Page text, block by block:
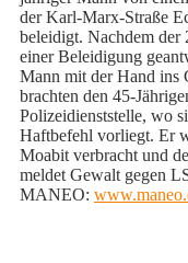
der Karl-Marx-Straße
beleidigt. Nachdem der
einer Beleidigung
Mann mit der Hand ins
brachten den 45-
Polizeidienststelle, wo
Haftbefehl vorliegt. Er
Moabit verbracht und
meldet Gewalt gegen
MANEO: